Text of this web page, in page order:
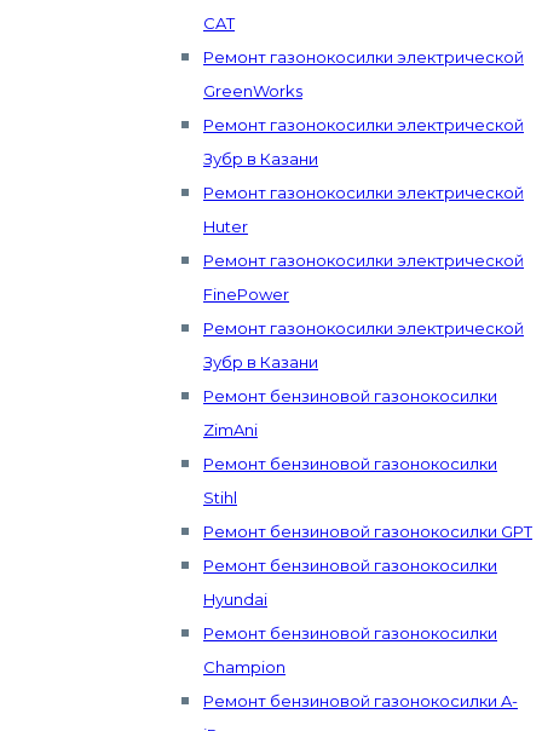
CAT
Ремонт газонокосилки электрической
GreenWorks
Ремонт газонокосилки электрической
Зубр в Казани
Ремонт газонокосилки электрической
Huter
Ремонт газонокосилки электрической
FinePower
Ремонт газонокосилки электрической
Зубр в Казани
Ремонт бензиновой газонокосилки
ZimAni
Ремонт бензиновой газонокосилки
Stihl
Ремонт бензиновой газонокосилки GPT
Ремонт бензиновой газонокосилки
Hyundai
Ремонт бензиновой газонокосилки
Champion
Ремонт бензиновой газонокосилки A-